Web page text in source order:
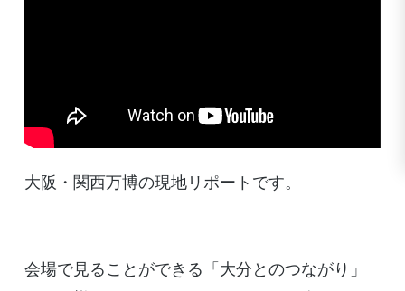
大阪・関西万博の現地リポートです。
会場で見ることができる「大分とのつながり」